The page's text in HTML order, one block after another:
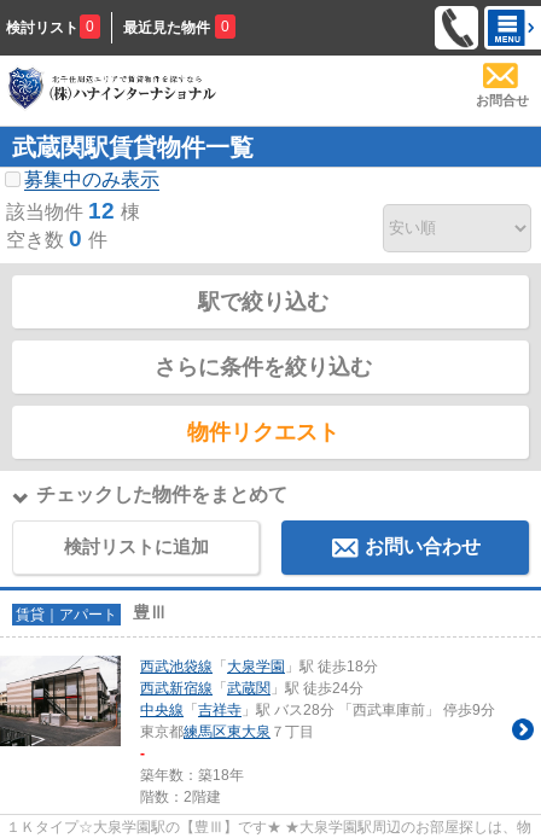
検討リスト 0 最近見た物件 0
お問合せ
武蔵関駅賃貸物件一覧
募集中のみ表示
該当物件 12 棟
空き数 0 件
駅で絞り込む
さらに条件を絞り込む
物件リクエスト
チェックした物件をまとめて
検討リストに追加 お問い合わせ
賃貸｜アパート 豊Ⅲ
西武池袋線 「 大泉学園 」駅 徒歩18分
西武新宿線 「 武蔵関 」駅 徒歩24分
中央線 「 吉祥寺 」駅 バス28分 「西武車庫前」 停歩9分
東京都練馬区東大泉 ７丁目
-
築年数：築18年
階数：2階建
１Ｋタイプ☆大泉学園駅の【豊Ⅲ】です★ ★大泉学園駅周辺のお部屋探しは、物